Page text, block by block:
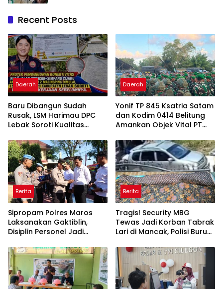
Recent Posts
Daerah
Baru Dibangun Sudah
Rusak, LSM Harimau DPC
Lebak Soroti Kualitas
Cikeusik-Simpang Cijaku
Daerah
Yonif TP 845 Ksatria Satam
dan Kodim 0414 Belitung
Amankan Objek Vital PT
Penambang
Berita
Sipropam Polres Maros
Laksanakan Gaktiblin,
Disiplin Personel Jadi
Berita
Tragis! Security MBG
Tewas Jadi Korban Tabrak
Lari di Mancak, Polisi Buru
Kijang Innova